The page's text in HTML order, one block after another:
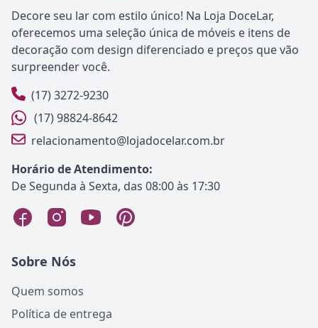
Decore seu lar com estilo único! Na Loja DoceLar,
oferecemos uma seleção única de móveis e itens de
decoração com design diferenciado e preços que vão
surpreender você.
(17) 3272-9230
(17) 98824-8642
relacionamento@lojadocelar.com.br
Horário de Atendimento:
De Segunda à Sexta, das 08:00 às 17:30
Sobre Nós
Quem somos
Política de entrega